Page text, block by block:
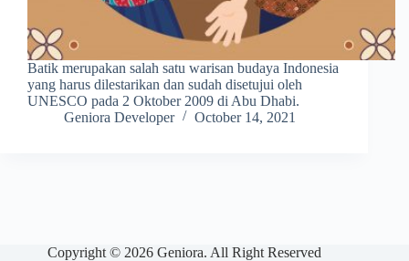
Batik merupakan salah satu warisan budaya Indonesia
yang harus dilestarikan dan sudah disetujui oleh
UNESCO pada 2 Oktober 2009 di Abu Dhabi.
Geniora Developer
October 14, 2021
Copyright © 2026 Geniora. All Right Reserved